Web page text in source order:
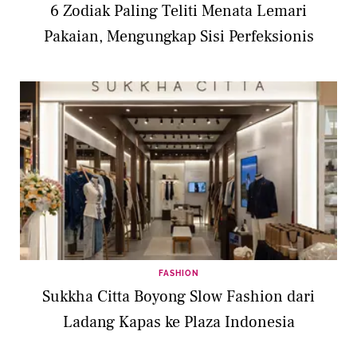
6 Zodiak Paling Teliti Menata Lemari
Pakaian, Mengungkap Sisi Perfeksionis
FASHION
Sukkha Citta Boyong Slow Fashion dari
Ladang Kapas ke Plaza Indonesia